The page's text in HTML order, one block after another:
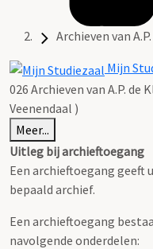
Archieven van
Mijn
026 Archieven van A.P. de
Veenendaal )
Meer...
Uitleg bij archieftoegang
Een archieftoegang
bepaald archief.
Een archieftoegang
navolgende onderdelen: